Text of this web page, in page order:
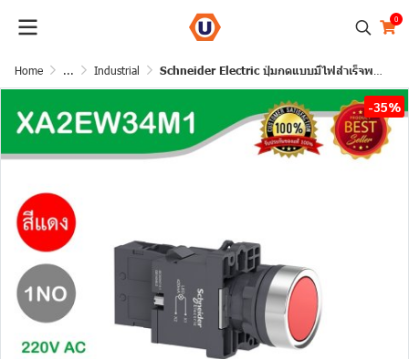
0
Home ... Industrial Schneider Electric ปุ่มกดแบบมีไฟสำเร็จพลาสติกแบบราบ สีแดง 22มม. เด้งกลับ 220V AC 1NO | XA2AW34M1
-35%